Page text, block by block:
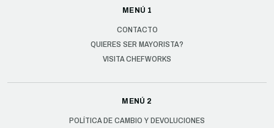
MENÚ 1
CONTACTO
QUIERES SER MAYORISTA?
VISITA CHEFWORKS
MENÚ 2
POLÍTICA DE CAMBIO Y DEVOLUCIONES